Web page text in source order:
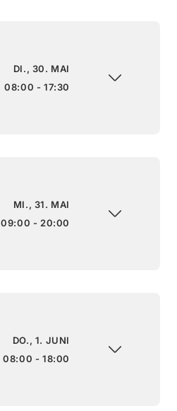
DI., 30. MAI
08:00 - 17:30
MI., 31. MAI
09:00 - 20:00
DO., 1. JUNI
08:00 - 18:00